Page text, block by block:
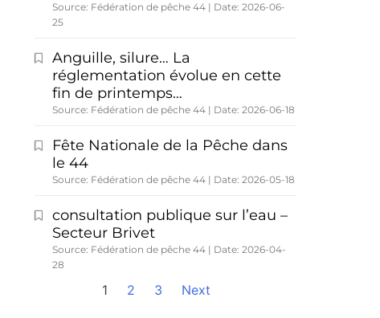
Source: Fédération de pêche 44
Date: 2026-06-
25
Anguille, silure… La
réglementation évolue en cette
fin de printemps…
Source: Fédération de pêche 44 Date: 2026-06-18
Fête Nationale de la Pêche dans
le 44
Source: Fédération de pêche 44 Date: 2026-05-18
consultation publique sur l’eau –
Secteur Brivet
Source: Fédération de pêche 44
Date: 2026-04-
28
1 2 3 Next